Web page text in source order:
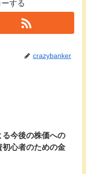
する
crazybanker
る今後の株価への
初心者のための金